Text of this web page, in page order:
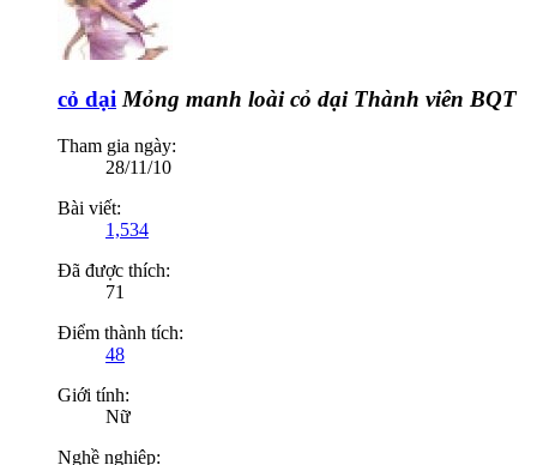
cỏ dại Mỏng manh loài cỏ dại Thành viên BQT
Tham gia ngày:
28/11/10
Bài viết:
1,534
Đã được thích:
71
Điểm thành tích:
48
Giới tính:
Nữ
Nghề nghiệp: